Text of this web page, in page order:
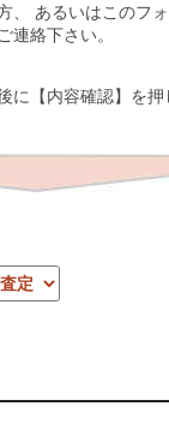
、 あるいはこのフ
連絡下さい。
に【内容確認】を